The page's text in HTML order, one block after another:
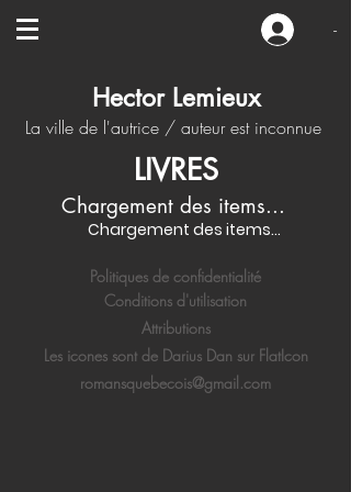
-
Hector Lemieux
La ville de l'autrice / auteur est inconnue
LIVRES
Chargement des items...
Chargement des items...
Politiques de confidentialité
Conditions d'utilisation
Attributions
Les icones sont de Darius Dan sur FlatIcon
romansquebecois@gmail.com